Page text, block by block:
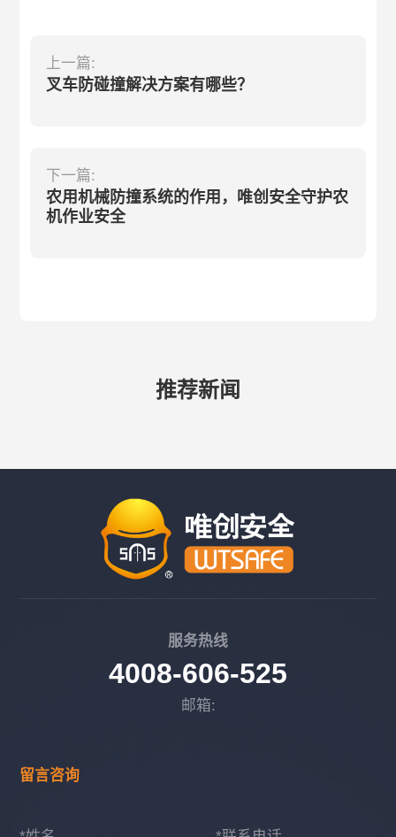
上一篇:
叉车防碰撞解决方案有哪些？
下一篇:
农用机械防撞系统的作用，唯创安全守护农
机作业安全
推荐新闻
服务热线
4008-606-525
邮箱:
留言咨询